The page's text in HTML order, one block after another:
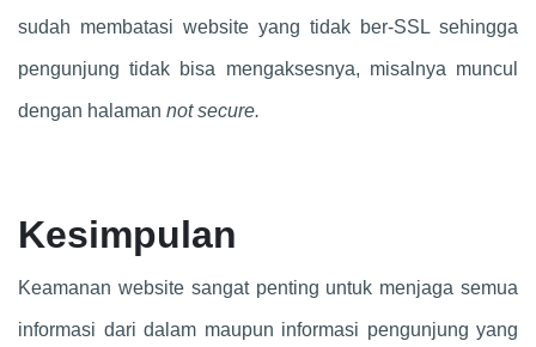
sudah membatasi website yang tidak ber-SSL sehingga
pengunjung tidak bisa mengaksesnya, misalnya muncul
dengan halaman not secure.
Kesimpulan
Keamanan website sangat penting untuk menjaga semua
informasi dari dalam maupun informasi pengunjung yang